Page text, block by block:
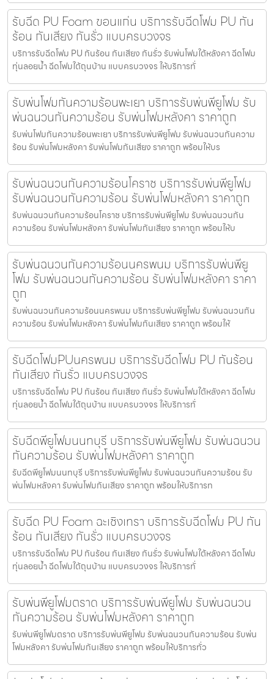
รับฉีด PU Foam ขอนแก่น บริการรับฉีดโฟม PU กัน
ร้อน กันเสียง กันรั่ว แบบครบวงจร
บริการรับฉีดโฟม PU กันร้อน กันเสียง กันรั่ว รับพ่นโฟมใต้หลังคา ฉีดโฟม
ทุ่นลอยน้ำ ฉีดโฟมใต้ถุนบ้าน แบบครบวงจร ให้บริการทั่
รับพ่นโฟมกันความร้อนพะเยา บริการรับพ่นพียูโฟม รับ
พ่นฉนวนกันความร้อน รับพ่นโฟมหลังคา ราคาถูก
รับพ่นโฟมกันความร้อนพะเยา บริการรับพ่นพียูโฟม รับพ่นฉนวนกันความ
ร้อน รับพ่นโฟมหลังคา รับพ่นโฟมกันเสียง ราคาถูก พร้อมให้บร
รับพ่นฉนวนกันความร้อนโคราช บริการรับพ่นพียูโฟม
รับพ่นฉนวนกันความร้อน รับพ่นโฟมหลังคา ราคาถูก
รับพ่นฉนวนกันความร้อนโคราช บริการรับพ่นพียูโฟม รับพ่นฉนวนกัน
ความร้อน รับพ่นโฟมหลังคา รับพ่นโฟมกันเสียง ราคาถูก พร้อมให้บ
รับพ่นฉนวนกันความร้อนนครพนม บริการรับพ่นพียู
โฟม รับพ่นฉนวนกันความร้อน รับพ่นโฟมหลังคา ราคา
ถูก
รับพ่นฉนวนกันความร้อนนครพนม บริการรับพ่นพียูโฟม รับพ่นฉนวนกัน
ความร้อน รับพ่นโฟมหลังคา รับพ่นโฟมกันเสียง ราคาถูก พร้อมให้
รับฉีดโฟมPUนครพนม บริการรับฉีดโฟม PU กันร้อน
กันเสียง กันรั่ว แบบครบวงจร
บริการรับฉีดโฟม PU กันร้อน กันเสียง กันรั่ว รับพ่นโฟมใต้หลังคา ฉีดโฟม
ทุ่นลอยน้ำ ฉีดโฟมใต้ถุนบ้าน แบบครบวงจร ให้บริการทั่
รับฉีดพียูโฟมนนทบุรี บริการรับพ่นพียูโฟม รับพ่นฉนวน
กันความร้อน รับพ่นโฟมหลังคา ราคาถูก
รับฉีดพียูโฟมนนทบุรี บริการรับพ่นพียูโฟม รับพ่นฉนวนกันความร้อน รับ
พ่นโฟมหลังคา รับพ่นโฟมกันเสียง ราคาถูก พร้อมให้บริการท
รับฉีด PU Foam ฉะเชิงเทรา บริการรับฉีดโฟม PU กัน
ร้อน กันเสียง กันรั่ว แบบครบวงจร
บริการรับฉีดโฟม PU กันร้อน กันเสียง กันรั่ว รับพ่นโฟมใต้หลังคา ฉีดโฟม
ทุ่นลอยน้ำ ฉีดโฟมใต้ถุนบ้าน แบบครบวงจร ให้บริการทั่
รับพ่นพียูโฟมตราด บริการรับพ่นพียูโฟม รับพ่นฉนวน
กันความร้อน รับพ่นโฟมหลังคา ราคาถูก
รับพ่นพียูโฟมตราด บริการรับพ่นพียูโฟม รับพ่นฉนวนกันความร้อน รับพ่น
โฟมหลังคา รับพ่นโฟมกันเสียง ราคาถูก พร้อมให้บริการทั่ว